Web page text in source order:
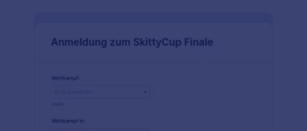
hinzufügen oder Ihre Fußballumfrage einfach wie
Formulargenerator. Wenn Sie Antworten mit
oder Dropbox. Sparen Sie Zeit, indem Sie von